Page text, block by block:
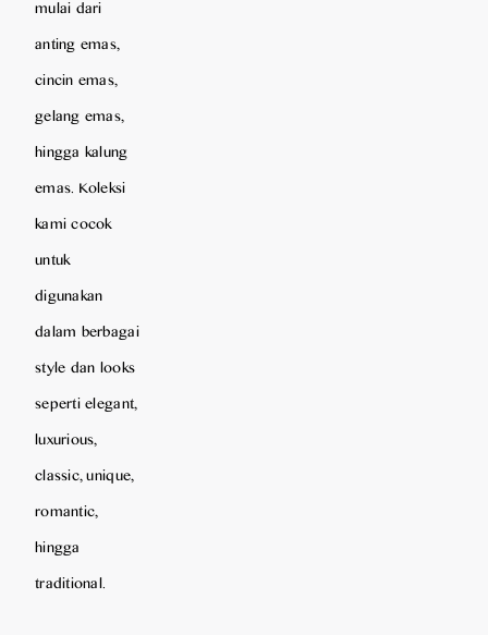
mulai dari
anting emas,
cincin emas,
gelang emas,
hingga kalung
emas. Koleksi
kami cocok
untuk
digunakan
dalam berbagai
style dan looks
seperti elegant,
luxurious,
classic, unique,
romantic,
hingga
traditional.